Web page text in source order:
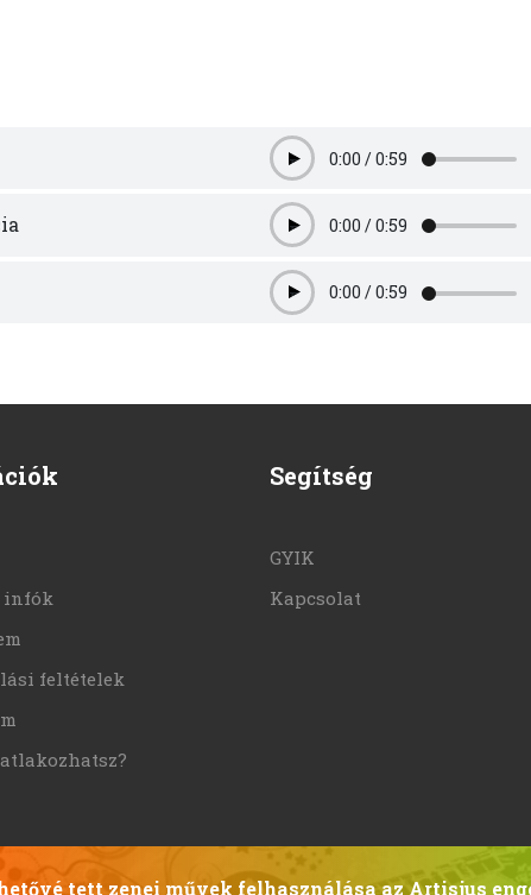
Play0:00 /0:59
Play0:00 /0:59
Play0:00 /0:59
infók
feltételek
Segítség
GYIK
Kapcsolat
tett zenei művek felhasználása az Artisjus